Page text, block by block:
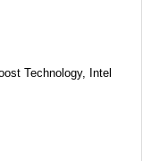
Technology, Intel